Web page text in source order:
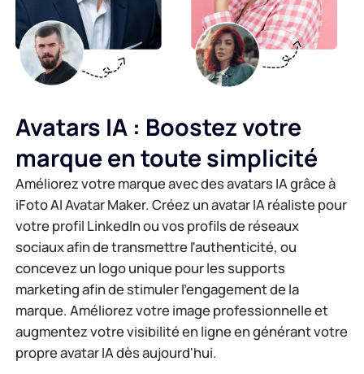
Avatars IA : Boostez votre
marque en toute simplicité
Améliorez votre marque avec des avatars IA grâce à
iFoto AI Avatar Maker. Créez un avatar IA réaliste pour
votre profil LinkedIn ou vos profils de réseaux
sociaux afin de transmettre l'authenticité, ou
concevez un logo unique pour les supports
marketing afin de stimuler l'engagement de la
marque. Améliorez votre image professionnelle et
augmentez votre visibilité en ligne en générant votre
propre avatar IA dès aujourd'hui.